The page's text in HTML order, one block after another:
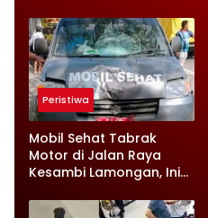
Sorotan
Peristiwa
Mobil Sehat Tabrak
Motor di Jalan Raya
Kesambi Lamongan, Ini